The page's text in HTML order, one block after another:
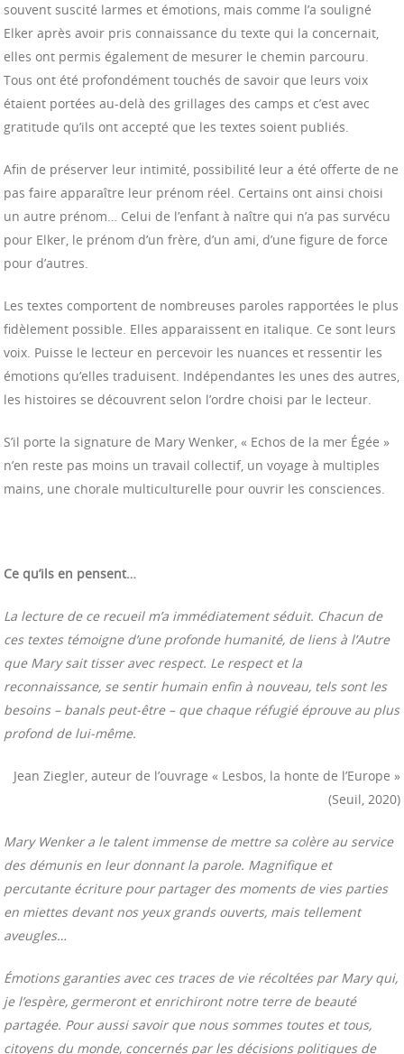
souvent suscité larmes et émotions, mais comme l’a souligné
Elker après avoir pris connaissance du texte qui la concernait,
elles ont permis également de mesurer le chemin parcouru.
Tous ont été profondément touchés de savoir que leurs voix
étaient portées au-delà des grillages des camps et c’est avec
gratitude qu’ils ont accepté que les textes soient publiés.
Afin de préserver leur intimité, possibilité leur a été offerte de ne
pas faire apparaître leur prénom réel. Certains ont ainsi choisi
un autre prénom… Celui de l’enfant à naître qui n’a pas survécu
pour Elker, le prénom d’un frère, d’un ami, d’une figure de force
pour d’autres.
Les textes comportent de nombreuses paroles rapportées le plus
fidèlement possible. Elles apparaissent en italique. Ce sont leurs
voix. Puisse le lecteur en percevoir les nuances et ressentir les
émotions qu’elles traduisent. Indépendantes les unes des autres,
les histoires se découvrent selon l’ordre choisi par le lecteur.
S’il porte la signature de Mary Wenker, « Echos de la mer Égée »
n’en reste pas moins un travail collectif, un voyage à multiples
mains, une chorale multiculturelle pour ouvrir les consciences.
Ce qu’ils en pensent…
La lecture de ce recueil m’a immédiatement séduit. Chacun de
ces textes témoigne d’une profonde humanité, de liens à l’Autre
que Mary sait tisser avec respect. Le respect et la
reconnaissance, se sentir humain enfin à nouveau, tels sont les
besoins – banals peut-être – que chaque réfugié éprouve au plus
profond de lui-même.
Jean Ziegler, auteur de l’ouvrage « Lesbos, la honte de l’Europe »
(Seuil, 2020)
Mary Wenker a le talent immense de mettre sa colère au service
des démunis en leur donnant la parole. Magnifique et
percutante écriture pour partager des moments de vies parties
en miettes devant nos yeux grands ouverts, mais tellement
aveugles…
Émotions garanties avec ces traces de vie récoltées par Mary qui,
je l’espère, germeront et enrichiront notre terre de beauté
partagée. Pour aussi savoir que nous sommes toutes et tous,
citoyens du monde, concernés par les décisions politiques de